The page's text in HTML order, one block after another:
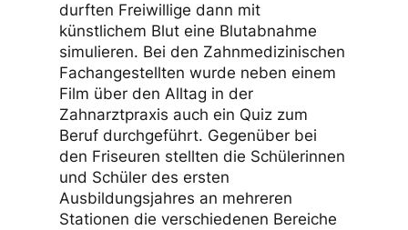
durften Freiwillige dann mit
künstlichem Blut eine Blutabnahme
simulieren. Bei den Zahnmedizinischen
Fachangestellten wurde neben einem
Film über den Alltag in der
Zahnarztpraxis auch ein Quiz zum
Beruf durchgeführt. Gegenüber bei
den Friseuren stellten die Schülerinnen
und Schüler des ersten
Ausbildungsjahres an mehreren
Stationen die verschiedenen Bereiche